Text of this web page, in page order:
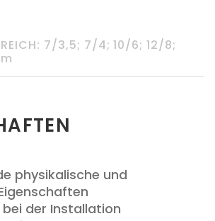
7/3,5; 7/4; 10/6; 12/8;
physikalische und
der Installation